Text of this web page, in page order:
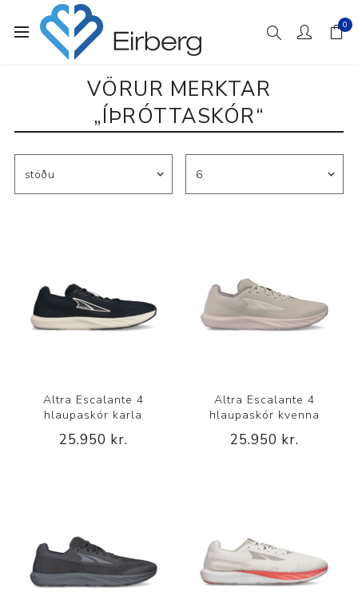
0
VÖRUR MERKTAR
„ÍÞRÓTTASKÓR“
Altra Escalante 4
hlaupaskór karla
25.950 kr.
Altra Escalante 4
hlaupaskór kvenna
25.950 kr.